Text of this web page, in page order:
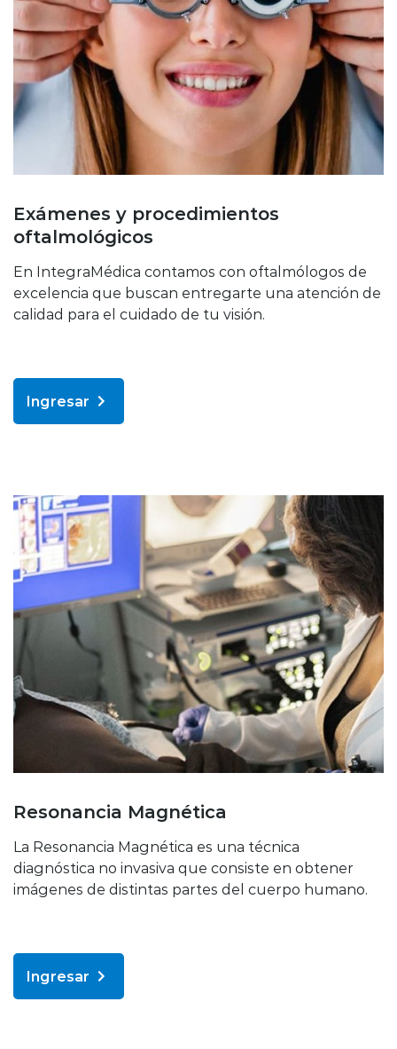
Exámenes y procedimientos
oftalmológicos
En IntegraMédica contamos con oftalmólogos de
excelencia que buscan entregarte una atención de
calidad para el cuidado de tu visión.
Ingresar
Resonancia Magnética
La Resonancia Magnética es una técnica
diagnóstica no invasiva que consiste en obtener
imágenes de distintas partes del cuerpo humano.
Ingresar